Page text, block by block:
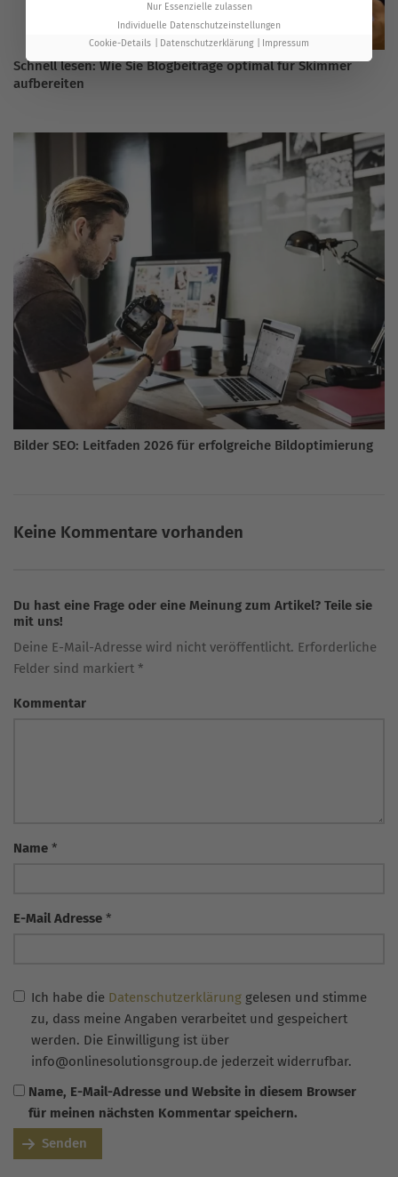
Schnell lesen: Wie Sie Blogbeiträge optimal für Skimmer
aufbereiten
Bilder SEO: Leitfaden 2026 für erfolgreiche Bildoptimierung
Keine Kommentare vorhanden
Du hast eine Frage oder eine Meinung zum Artikel? Teile sie
mit uns!
Deine E-Mail-Adresse wird nicht veröffentlicht. Erforderliche
Felder sind markiert *
Kommentar
Name *
E-Mail Adresse *
Ich habe die Datenschutzerklärung gelesen und stimme
zu, dass meine Angaben verarbeitet und gespeichert
werden. Die Einwilligung ist über
info@onlinesolutionsgroup.de jederzeit widerrufbar.
Name, E-Mail-Adresse und Website in diesem Browser
für meinen nächsten Kommentar speichern.
Senden
Nur Essenzielle zulassen
Individuelle Datenschutzeinstellungen
Cookie-Details
Datenschutzerklärung Impressum